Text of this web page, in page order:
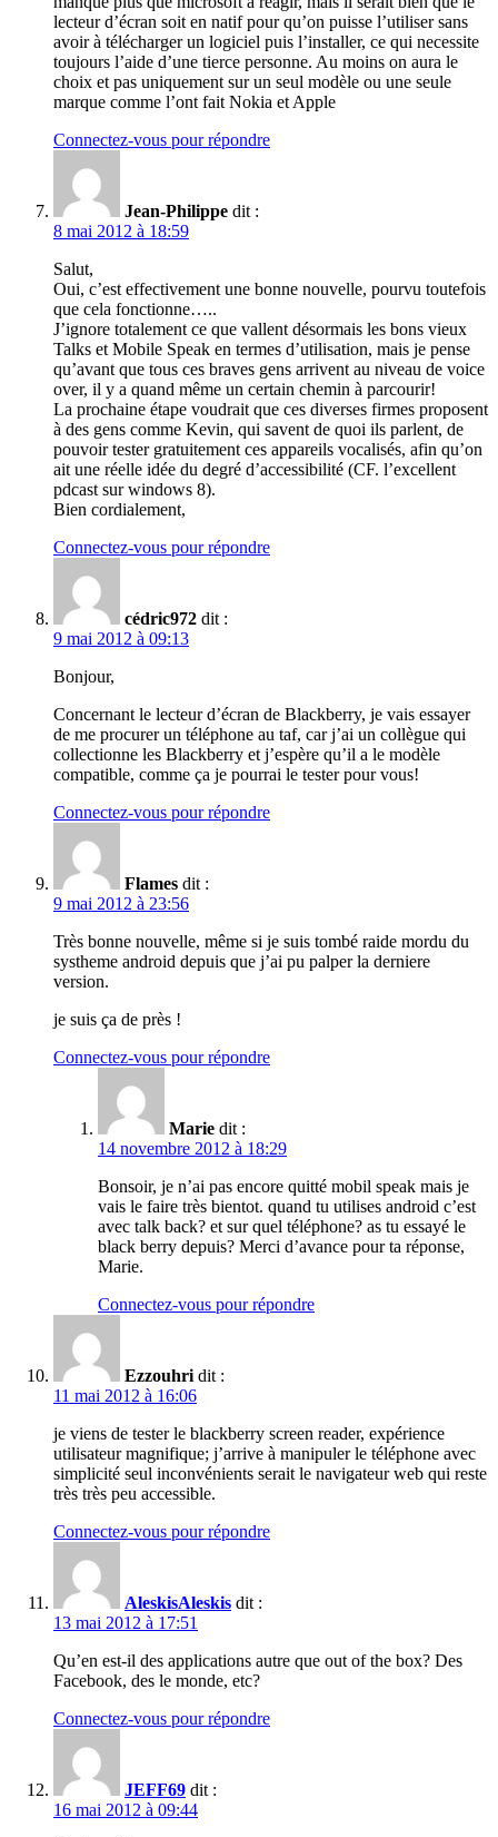
lecteur d’écran soit en natif pour qu’on puisse l’utiliser sans
avoir à télécharger un logiciel puis l’installer, ce qui necessite
toujours l’aide d’une tierce personne. Au moins on aura le
choix et pas uniquement sur un seul modèle ou une seule
marque comme l’ont fait Nokia et Apple
Connectez-vous pour répondre
Jean-Philippe dit :
8 mai 2012 à 18:59
Salut,
Oui, c’est effectivement une bonne nouvelle, pourvu toutefois
que cela fonctionne…..
J’ignore totalement ce que vallent désormais les bons vieux
Talks et Mobile Speak en termes d’utilisation, mais je pense
qu’avant que tous ces braves gens arrivent au niveau de voice
over, il y a quand même un certain chemin à parcourir!
La prochaine étape voudrait que ces diverses firmes proposent
à des gens comme Kevin, qui savent de quoi ils parlent, de
pouvoir tester gratuitement ces appareils vocalisés, afin qu’on
ait une réelle idée du degré d’accessibilité (CF. l’excellent
pdcast sur windows 8).
Bien cordialement,
Connectez-vous pour répondre
cédric972 dit :
9 mai 2012 à 09:13
Bonjour,
Concernant le lecteur d’écran de Blackberry, je vais essayer
de me procurer un téléphone au taf, car j’ai un collègue qui
collectionne les Blackberry et j’espère qu’il a le modèle
compatible, comme ça je pourrai le tester pour vous!
Connectez-vous pour répondre
Flames dit :
9 mai 2012 à 23:56
Très bonne nouvelle, même si je suis tombé raide mordu du
systheme android depuis que j’ai pu palper la derniere
version.
je suis ça de près !
Connectez-vous pour répondre
Marie dit :
14 novembre 2012 à 18:29
Bonsoir, je n’ai pas encore quitté mobil speak mais je
vais le faire très bientot. quand tu utilises android c’est
avec talk back? et sur quel téléphone? as tu essayé le
black berry depuis? Merci d’avance pour ta réponse,
Marie.
Connectez-vous pour répondre
Ezzouhri dit :
11 mai 2012 à 16:06
je viens de tester le blackberry screen reader, expérience
utilisateur magnifique; j’arrive à manipuler le téléphone avec
simplicité seul inconvénients serait le navigateur web qui reste
très très peu accessible.
Connectez-vous pour répondre
AleskisAleskis dit :
13 mai 2012 à 17:51
Qu’en est-il des applications autre que out of the box? Des
Facebook, des le monde, etc?
Connectez-vous pour répondre
JEFF69 dit :
16 mai 2012 à 09:44